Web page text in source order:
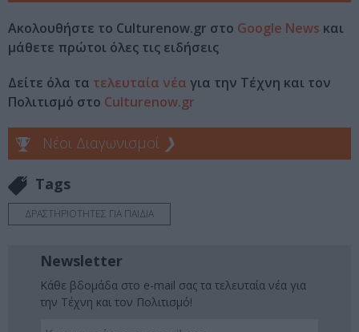
Ακολουθήστε το Culturenow.gr στο Google News και
μάθετε πρώτοι όλες τις ειδήσεις
Δείτε όλα τα τελευταία νέα για την Τέχνη και τον
Πολιτισμό στο Culturenow.gr
Νέοι Διαγωνισμοί ❯
Tags
ΔΡΑΣΤΗΡΙΟΤΗΤΕΣ ΓΙΑ ΠΑΙΔΙΑ
Newsletter
Κάθε βδομάδα στο e-mail σας τα τελευταία νέα για
την Τέχνη και τον Πολιτισμό!